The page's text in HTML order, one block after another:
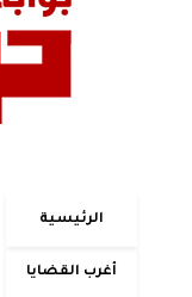
الرئيسية
أغرب القضايا